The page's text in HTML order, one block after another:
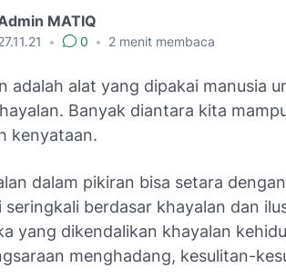
MATIQ
• 0 • 2 menit membaca
adalah alat yang dipakai manusia
Banyak diantara kita
kenyataan.
dalam pikiran bisa setara
seringkali berdasar khayalan dan
yang dikendalikan khayalan
menghadang, kesulitan-